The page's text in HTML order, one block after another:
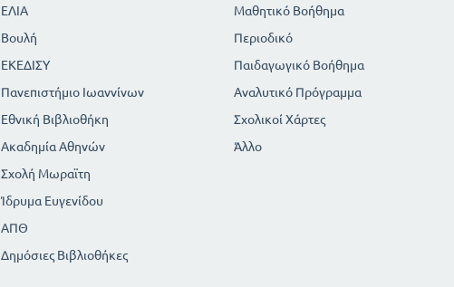
ΒΙΟΓΡΑΦΙΚΕΣ ΣΗΜΕΙΩΣΕΙΣ
ΕΛΙΑ
Βουλή
ΕΚΕΔΙΣΥ
Πανεπιστήμιο Ιωαννίνων
Εθνική Βιβλιοθήκη
Ακαδημία Αθηνών
Σχολή Μωραϊτη
Ίδρυμα Ευγενίδου
ΑΠΘ
Δημόσιες Βιβλιοθήκες
Μαθητικό Βοήθημα
Περιοδικό
Παιδαγωγικό Βοήθημα
Αναλυτικό Πρόγραμμα
Σχολικοί Χάρτες
Άλλο